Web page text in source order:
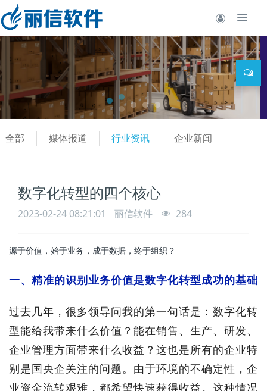
全部 媒体报道 行业资讯 企业新闻
数字化转型的四个核心
2023-02-24 08:21:01 丽信软件 284
源于价值，始于业务，成于数据，终于组织？
一、精准的识别业务价值是数字化转型成功的基础
过去几年，很多领导问我的第一句话是：数字化转
型能给我带来什么价值？能在销售、生产、研发、
企业管理方面带来什么收益？这也是所有的企业特
别是国央企关注的问题。由于环境的不确定性，企
业资金流转艰难，都希望快速获得收益。这种情况